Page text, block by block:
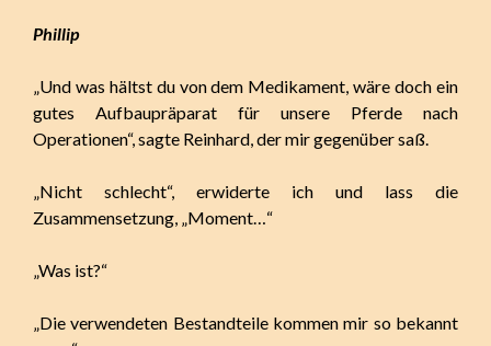
Phillip
„Und was hältst du von dem Medikament, wäre doch ein
gutes Aufbaupräparat für unsere Pferde nach
Operationen“, sagte Reinhard, der mir gegenüber saß.
„Nicht schlecht“, erwiderte ich und lass die
Zusammensetzung, „Moment…“
„Was ist?“
„Die verwendeten Bestandteile kommen mir so bekannt